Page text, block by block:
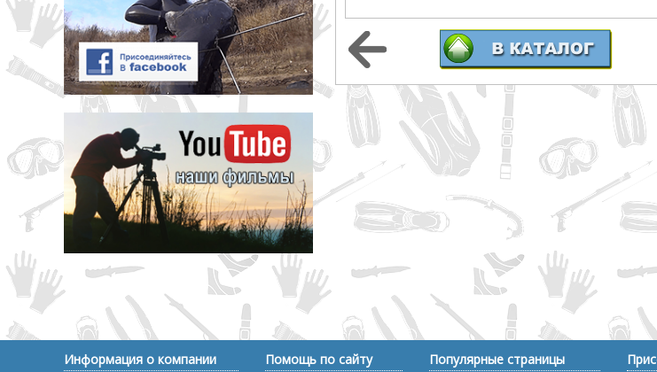
Информация о компании Помощь по сайту Популярные страницы